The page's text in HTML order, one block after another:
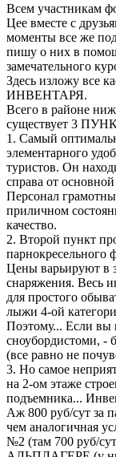
Всем участникам
Цее вместе с
моменты все же
пишу о них в
замечательного
Здесь изложу
ИНВЕНТАРЯ.
Всего в районе
существует 3
1. Самый
элементарного
туристов. Он
справа от
Персонал
приличном
качество.
2. Второй пункт
Цены варьируют в
снаряжения. Весь
для простого
лыжи 4-ой
Поэтому... Если вы
сноубордистоми, -
(все равно не
3. Но самое
на 2-ом этаже
подъемника...
Аж 800 руб/сут за
чем аналогичная
№2 (там 700 руб/